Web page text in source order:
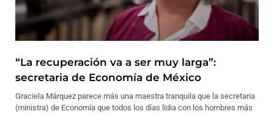
“La recuperación va a ser muy larga”:
secretaria de Economía de México
Graciela Márquez parece más una maestra tranquila que la secretaria
(ministra) de Economía que todos los días lidia con los hombres más